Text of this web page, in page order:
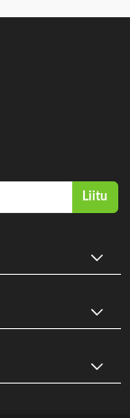
Liitu